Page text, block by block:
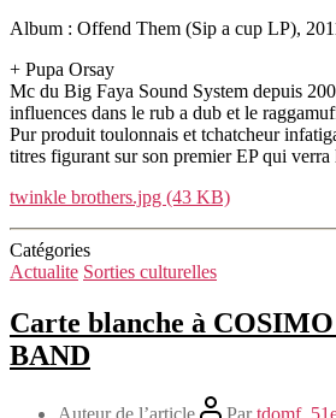
Album : Offend Them (Sip a cup LP),
+ Pupa Orsay
Mc du Big Faya Sound System depuis
influences dans le rub a dub et le
Pur produit toulonnais et tchatcheur
titres figurant sur son premier EP qui
twinkle brothers.jpg (43 KB)
Catégories
Actualite Sorties culturelles
Carte blanche à
BAND
Auteur de l’article Par